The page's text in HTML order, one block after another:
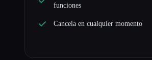
funciones
Cancela en cualquier momento